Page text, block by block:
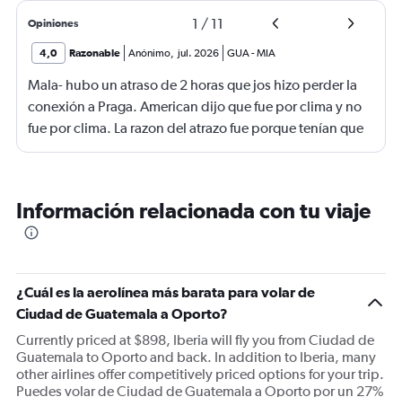
Opiniones 1 / 11
4,0 Razonable Anónimo, jul. 2026 GUA-MIA
Mala- hubo un atraso de 2 horas que jos hizo perder la
conexión a Praga. American dijo que fue por clima y no
fue por clima. La razon del atrazo fue porque tenían que
encender un motor y porque trnían una manguera
Información relacionada con tu viaje
¿Cuál es la aerolínea más barata para volar de
Ciudad de Guatemala a Oporto?
Currently priced at $898, Iberia will fly you from Ciudad de
Guatemala to Oporto and back. In addition to Iberia, many
other airlines offer competitively priced options for your trip.
Puedes volar de Ciudad de Guatemala a Oporto por un 27%